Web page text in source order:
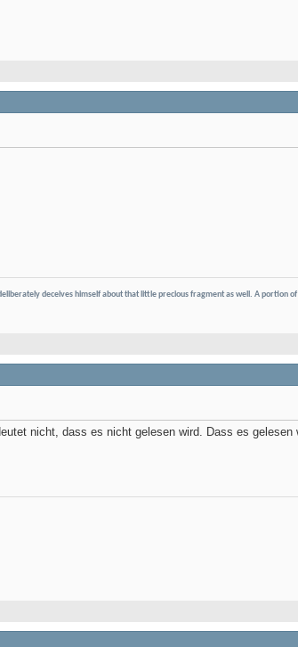
deceives himself about that little precious fragment as well. A portion
nicht, dass es nicht gelesen wird. Dass es gelesen